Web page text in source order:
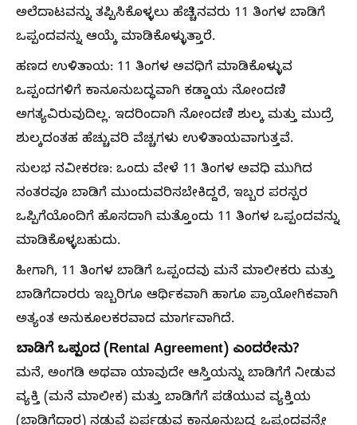
ಅಲೆದಾಟವನ್ನು ತಪ್ಪಿಸಿಕೊಳ್ಳಲು ಹೆಚ್ಚಿನವರು 11 ತಿಂಗಳ ಬಾಡಿಗೆ
ಒಪ್ಪಂದವನ್ನು ಆಯ್ಕೆ ಮಾಡಿಕೊಳ್ಳುತ್ತಾರೆ.
ಹಣದ ಉಳಿತಾಯ: 11 ತಿಂಗಳ ಅವಧಿಗೆ ಮಾಡಿಕೊಳ್ಳುವ
ಒಪ್ಪಂದಗಳಿಗೆ ಕಾನೂನುಬದ್ಧವಾಗಿ ಕಡ್ಡಾಯ ನೋಂದಣಿ
ಅಗತ್ಯವಿರುವುದಿಲ್ಲ. ಇದರಿಂದಾಗಿ ನೋಂದಣಿ ಶುಲ್ಕ ಮತ್ತು ಮುದ್ರೆ
ಶುಲ್ಕದಂತಹ ಹೆಚ್ಚುವರಿ ವೆಚ್ಚಗಳು ಉಳಿತಾಯವಾಗುತ್ತವೆ.
ಸುಲಭ ನವೀಕರಣ: ಒಂದು ವೇಳೆ 11 ತಿಂಗಳ ಅವಧಿ ಮುಗಿದ
ನಂತರವೂ ಬಾಡಿಗೆ ಮುಂದುವರಿಸಬೇಕಿದ್ದರೆ, ಇಬ್ಬರ ಪರಸ್ಪರ
ಒಪ್ಪಿಗೆಯೊಂದಿಗೆ ಹೊಸದಾಗಿ ಮತ್ತೊಂದು 11 ತಿಂಗಳ ಒಪ್ಪಂದವನ್ನು
ಮಾಡಿಕೊಳ್ಳಬಹುದು.
ಹೀಗಾಗಿ, 11 ತಿಂಗಳ ಬಾಡಿಗೆ ಒಪ್ಪಂದವು ಮನೆ ಮಾಲೀಕರು ಮತ್ತು
ಬಾಡಿಗೆದಾರರು ಇಬ್ಬರಿಗೂ ಆರ್ಥಿಕವಾಗಿ ಹಾಗೂ ಪ್ರಾಯೋಗಿಕವಾಗಿ
ಅತ್ಯಂತ ಅನುಕೂಲಕರವಾದ ಮಾರ್ಗವಾಗಿದೆ.
ಬಾಡಿಗೆ ಒಪ್ಪಂದ (Rental Agreement) ಎಂದರೇನು?
ಮನೆ, ಅಂಗಡಿ ಅಥವಾ ಯಾವುದೇ ಆಸ್ತಿಯನ್ನು ಬಾಡಿಗೆಗೆ ನೀಡುವ
ವ್ಯಕ್ತಿ (ಮನೆ ಮಾಲೀಕ) ಮತ್ತು ಬಾಡಿಗೆಗೆ ಪಡೆಯುವ ವ್ಯಕ್ತಿಯ